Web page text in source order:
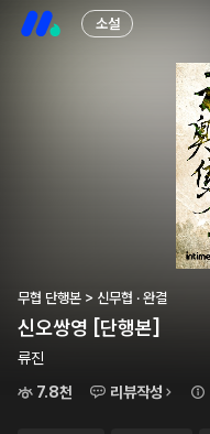
소설
무협 단행본 > 신무협 · 완결
신오쌍영 [단행본]
류진
7.8천
리뷰작성